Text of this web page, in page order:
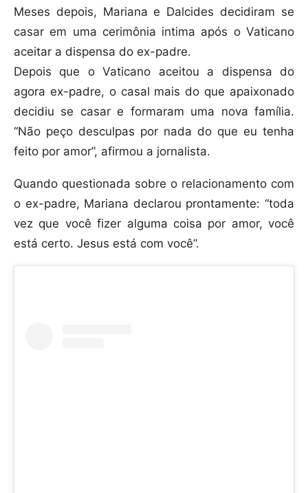
Meses depois, Mariana e Dalcides decidiram se
casar em uma cerimônia intima após o Vaticano
aceitar a dispensa do ex-padre.
Depois que o Vaticano aceitou a dispensa do
agora ex-padre, o casal mais do que apaixonado
decidiu se casar e formaram uma nova família.
“Não peço desculpas por nada do que eu tenha
feito por amor”, afirmou a jornalista.
Quando questionada sobre o relacionamento com
o ex-padre, Mariana declarou prontamente: “toda
vez que você fizer alguma coisa por amor, você
está certo. Jesus está com você”.